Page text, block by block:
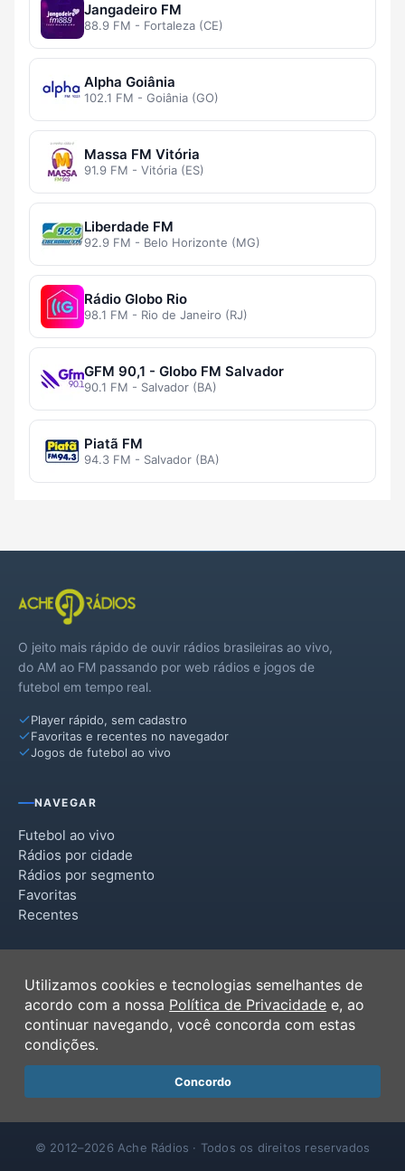
Jangadeiro FM
88.9 FM - Fortaleza (CE)
Alpha Goiânia
102.1 FM - Goiânia (GO)
Massa FM Vitória
91.9 FM - Vitória (ES)
Liberdade FM
92.9 FM - Belo Horizonte (MG)
Rádio Globo Rio
98.1 FM - Rio de Janeiro (RJ)
GFM 90,1 - Globo FM Salvador
90.1 FM - Salvador (BA)
Piatã FM
94.3 FM - Salvador (BA)
O jeito mais rápido de ouvir rádios brasileiras ao vivo,
do AM ao FM passando por web rádios e jogos de
futebol em tempo real.
Player rápido, sem cadastro
Favoritas e recentes no navegador
Jogos de futebol ao vivo
NAVEGAR
Futebol ao vivo
Rádios por cidade
Rádios por segmento
Favoritas
Recentes
Termos de Uso
Política de Privacidade
Ferramentas
Contato
© 2012–2026 Ache Rádios · Todos os direitos reservados
Utilizamos cookies e tecnologias semelhantes de
acordo com a nossa Política de Privacidade e, ao
continuar navegando, você concorda com estas
condições.
Concordo